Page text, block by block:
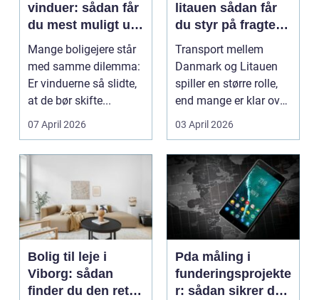
vinduer: sådan får
du mest muligt ud
af dine gamle
vinduer
Mange boligejere står
med samme dilemma:
Er vinduerne så slidte,
at de bør skifte...
07 April 2026
litauen sådan får
du styr på fragten
til baltikum
Transport mellem
Danmark og Litauen
spiller en større rolle,
end mange er klar over.
Litauen er et n...
03 April 2026
Bolig til leje i
Viborg: sådan
finder du den rette
Pda måling i
funderingsprojekte
r: sådan sikrer du